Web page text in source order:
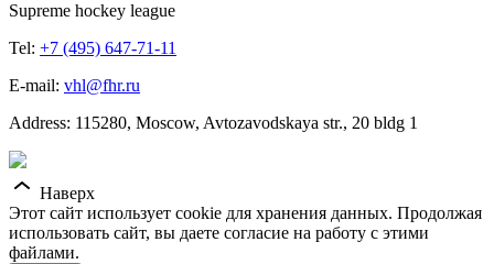
Supreme hockey league
Tel: +7 (495) 647-71-11
E-mail: vhl@fhr.ru
Address: 115280, Moscow, Avtozavodskaya str., 20 bldg 1
Наверх
Этот сайт использует cookie для хранения данных. Продолжая
использовать сайт, вы даете согласие на работу с этими
файлами.